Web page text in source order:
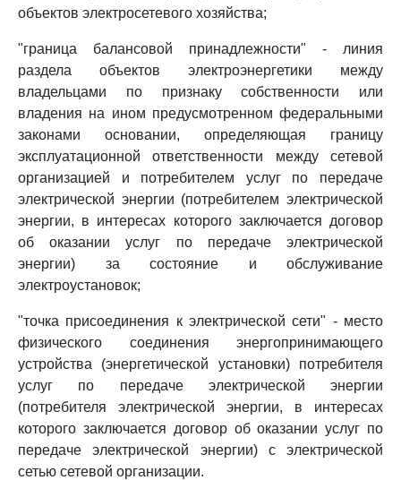
объектов электросетевого хозяйства;
"граница балансовой принадлежности" - линия
раздела объектов электроэнергетики между
владельцами по признаку собственности или
владения на ином предусмотренном федеральными
законами основании, определяющая границу
эксплуатационной ответственности между сетевой
организацией и потребителем услуг по передаче
электрической энергии (потребителем электрической
энергии, в интересах которого заключается договор
об оказании услуг по передаче электрической
энергии) за состояние и обслуживание
электроустановок;
"точка присоединения к электрической сети" - место
физического соединения энергопринимающего
устройства (энергетической установки) потребителя
услуг по передаче электрической энергии
(потребителя электрической энергии, в интересах
которого заключается договор об оказании услуг по
передаче электрической энергии) с электрической
сетью сетевой организации.